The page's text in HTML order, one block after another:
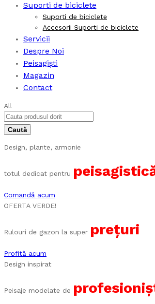
Suporti de biciclete
Suporti de biciclete
Accesorii Suporti de biciclete
Servicii
Despre Noi
Peisagiști
Magazin
Contact
All
Design, plante, armonie
totul dedicat pentru
Comandă acum
OFERTA VERDE!
Rulouri de gazon la super prețuri
Profită acum
Design inspirat
Peisaje modelate de